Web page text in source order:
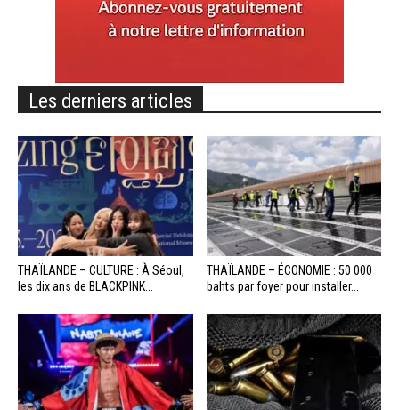
Les derniers articles
THAÏLANDE – CULTURE : À Séoul,
les dix ans de BLACKPINK...
THAÏLANDE – ÉCONOMIE : 50 000
bahts par foyer pour installer...